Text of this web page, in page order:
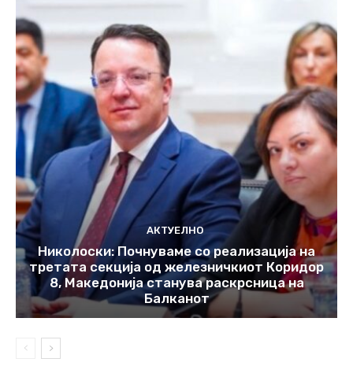
АКТУЕЛНО
Николоски: Почнуваме со реализација на
третата секција од железничкиот Коридор
8, Македонија станува раскрсница на
Балканот